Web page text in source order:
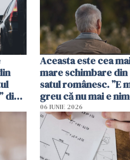
din
Aceasta este cea
mare schimbare din
satul românesc. ”E
greu că nu mai e
pe-aici, prin jur”
06 IUNIE 2026